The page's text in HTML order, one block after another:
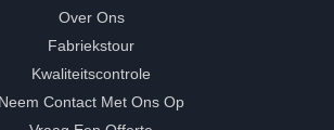
Over Ons
Fabriekstour
Kwaliteitscontrole
Neem Contact Met Ons Op